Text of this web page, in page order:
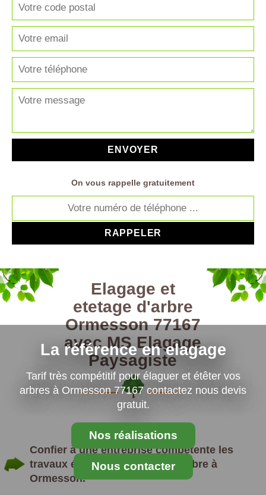
La référence en elagage
Tarif très compétitif pour élaguer et étêter vos
arbres à Ormesson 77167 contactez nous devis
gratuit.
Nos réalisations
Nous contacter
On vous rappelle gratuitement
Elagage et
etetage d'arbre
Ormesson 77167
avec MS Elagage
Paysagiste
Confier à une entreprise compétente les
travaux élagages et étêtage d’arbre à
Ormesson.